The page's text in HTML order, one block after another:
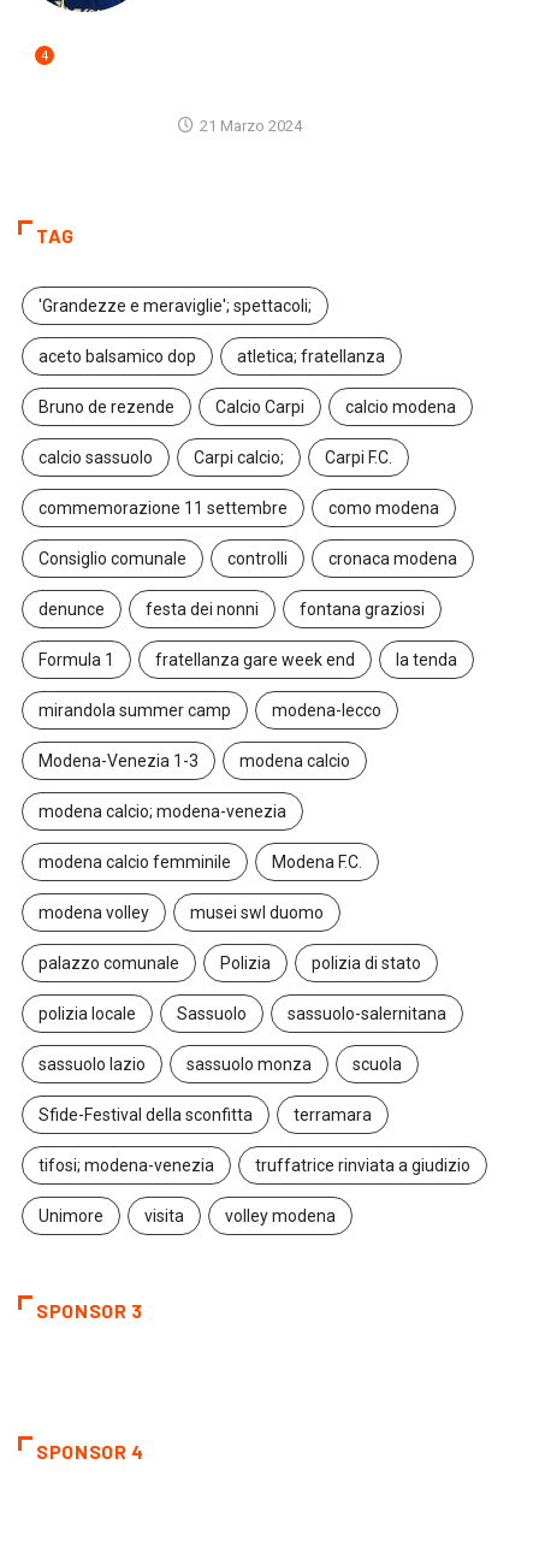
4
21 Marzo 2024
TAG
'Grandezze e meraviglie'; spettacoli;
aceto balsamico dop atletica; fratellanza
Bruno de rezende Calcio Carpi calcio modena
calcio sassuolo Carpi calcio; Carpi F.C.
commemorazione 11 settembre como modena
Consiglio comunale controlli cronaca modena
denunce festa dei nonni fontana graziosi
Formula 1 fratellanza gare week end la tenda
mirandola summer camp modena-lecco
Modena-Venezia 1-3 modena calcio
modena calcio; modena-venezia
modena calcio femminile Modena F.C.
modena volley musei swl duomo
palazzo comunale Polizia polizia di stato
polizia locale Sassuolo sassuolo-salernitana
sassuolo lazio sassuolo monza scuola
Sfide-Festival della sconfitta terramara
tifosi; modena-venezia truffatrice rinviata a giudizio
Unimore visita volley modena
SPONSOR 3
SPONSOR 4